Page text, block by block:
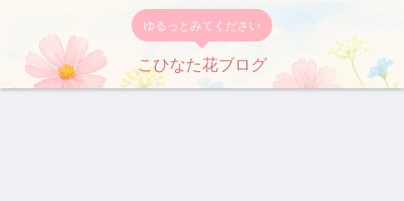
ゆるっとみてください
こひなた花ブログ